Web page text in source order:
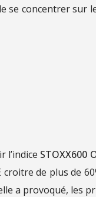
se concentrer sur
l’indice STOXX600
croitre de plus de
a provoqué, les